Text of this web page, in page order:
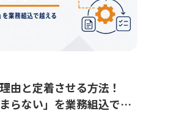
由と定着させる方法！
らない」を業務組込で越